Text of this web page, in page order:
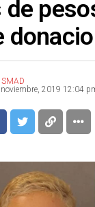
2019 12:04